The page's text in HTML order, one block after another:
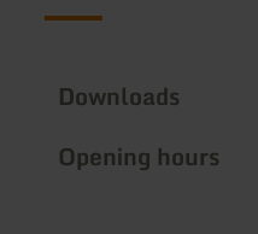
Downloads
Opening hours